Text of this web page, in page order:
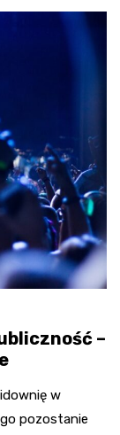
–
w
pozostanie